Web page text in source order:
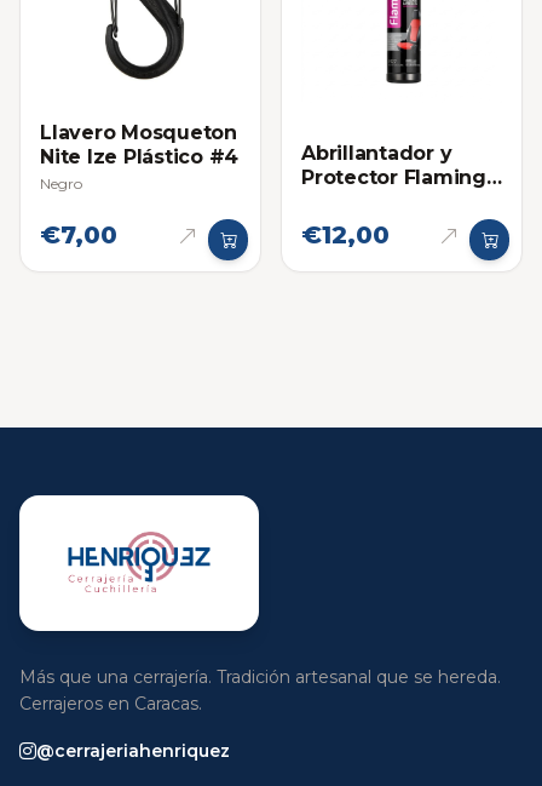
Llavero Mosqueton
Nite Ize Plástico #4
Negro
€7,00
Abrillantador y
Protector Flamingo
Plasticos, Cueros y
Cauchos 295ml
€12,00
Más que una cerrajería. Tradición artesanal que se hereda.
Cerrajeros en Caracas.
@cerrajeriahenriquez